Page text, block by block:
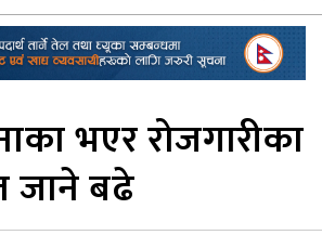
भएर रोजगारीका
जाने बढे